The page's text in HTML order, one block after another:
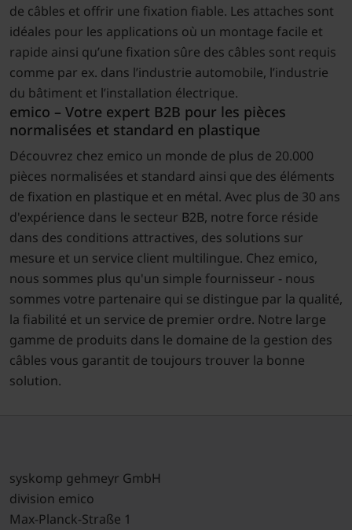
de câbles et offrir une fixation fiable. Les attaches sont
idéales pour les applications où un montage facile et
rapide ainsi qu’une fixation sûre des câbles sont requis
comme par ex. dans l’industrie automobile, l’industrie
du bâtiment et l’installation électrique.
emico – Votre expert B2B pour les pièces
normalisées et standard en plastique
Découvrez chez emico un monde de plus de 20.000
pièces normalisées et standard ainsi que des éléments
de fixation en plastique et en métal. Avec plus de 30 ans
d'expérience dans le secteur B2B, notre force réside
dans des conditions attractives, des solutions sur
mesure et un service client multilingue. Chez emico,
nous sommes plus qu'un simple fournisseur - nous
sommes votre partenaire qui se distingue par la qualité,
la fiabilité et un service de premier ordre. Notre large
gamme de produits dans le domaine de la gestion des
câbles vous garantit de toujours trouver la bonne
solution.
syskomp gehmeyr GmbH
division emico
Max-Planck-Straße 1